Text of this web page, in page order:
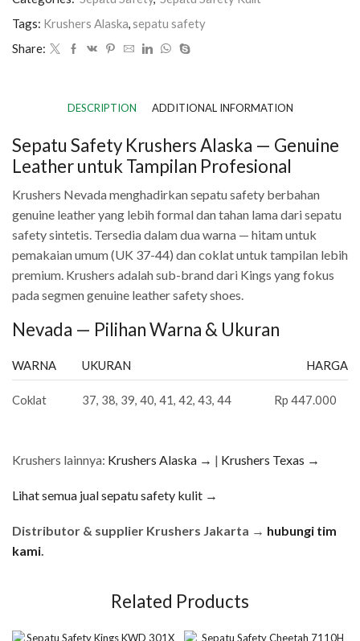
Tags: Krushers Alaska,sepatu safety
Share:
DESCRIPTION ADDITIONAL INFORMATION
Sepatu Safety Krushers Alaska — Genuine
Leather untuk Tampilan Profesional
Krushers Nevada menghadirkan sepatu safety berbahan
genuine leather yang lebih formal dan tahan lama dari sepatu
safety sintetis. Tersedia dalam dua warna — hitam untuk
pemakaian umum (UK 37-44) dan coklat untuk tampilan lebih
premium. Krushers adalah sub-brand dari Kings yang fokus
pada segmen genuine leather safety shoes.
Nevada — Pilihan Warna & Ukuran
WARNA UKURAN HARGA
Coklat 37, 38, 39, 40, 41, 42, 43, 44 Rp 447.000
Krushers lainnya: Krushers Alaska → | Krushers Texas →
Lihat semua jual sepatu safety kulit →
Distributor & supplier Krushers Jakarta → hubungi tim
kami
Related Products